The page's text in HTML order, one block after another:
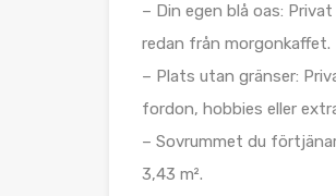
– Din egen blå oas:
redan från morgonkaffet.
– Plats utan gränser:
fordon, hobbies eller
– Sovrummet du
3,43 m².